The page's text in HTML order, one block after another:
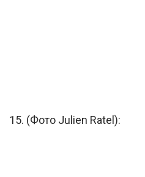
15. (Фото Julien Ratel):